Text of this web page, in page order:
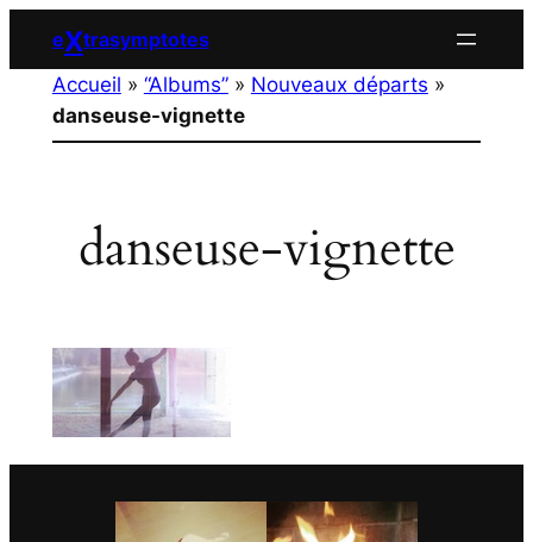
contenu
eXtrasymptotes
Accueil » “Albums”» Nouveaux départs »
danseuse-vignette
danseuse-vignette